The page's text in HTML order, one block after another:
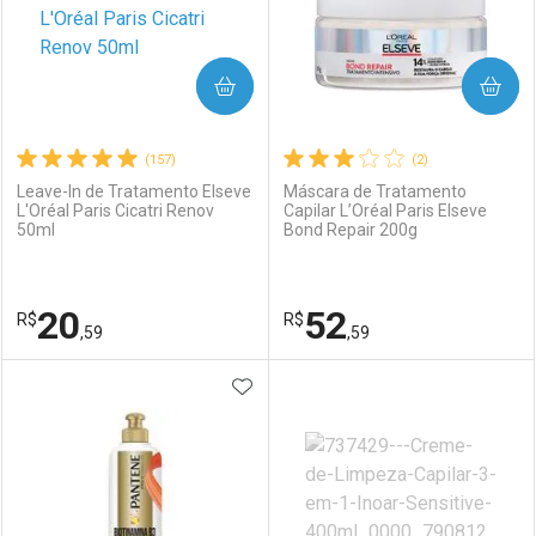
(157)
Leave-In de Tratamento Elseve
L'Oréal Paris Cicatri Renov
50ml
R$20,59
COMPRAR
Laboratório
Por Menos
(2)
Máscara de Tratamento
Capilar L’Oréal Paris Elseve
Bond Repair 200g
R$52,59
COMPRAR
Laboratório
Por Menos
ADICIONAR AOS FAVORITOS